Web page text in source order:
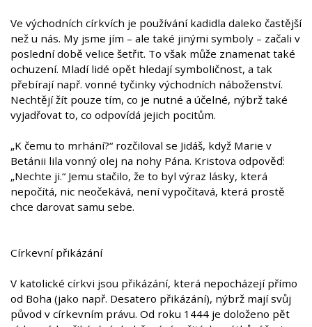
Ve východních církvích je používání kadidla daleko častější
než u nás. My jsme jím – ale také jinými symboly – začali v
poslední době velice šetřit. To však může znamenat také
ochuzení. Mladí lidé opět hledají symboličnost, a tak
přebírají např. vonné tyčinky východních náboženství.
Nechtějí žít pouze tím, co je nutné a účelné, nýbrž také
vyjadřovat to, co odpovídá jejich pocitům.
„K čemu to mrhání?“ rozčiloval se Jidáš, když Marie v
Betánii lila vonný olej na nohy Pána. Kristova odpověď:
„Nechte ji.“ Jemu stačilo, že to byl výraz lásky, která
nepočítá, nic neočekává, není vypočítavá, která prostě
chce darovat samu sebe.
Církevní přikázání
V katolické církvi jsou přikázání, která nepocházejí přímo
od Boha (jako např. Desatero přikázání), nýbrž mají svůj
původ v církevním právu. Od roku 1444 je doloženo pět